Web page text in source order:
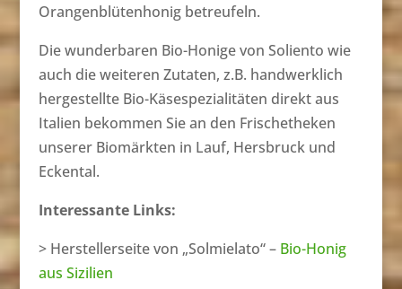
Orangenblütenhonig betreufeln.
Die wunderbaren Bio-Honige von Soliento wie
auch die weiteren Zutaten, z.B. handwerklich
hergestellte Bio-Käsespezialitäten direkt aus
Italien bekommen Sie an den Frischetheken
unserer Biomärkten in Lauf, Hersbruck und
Eckental.
Interessante Links:
> Herstellerseite von „Solmielato“ – Bio-Honig
aus Sizilien